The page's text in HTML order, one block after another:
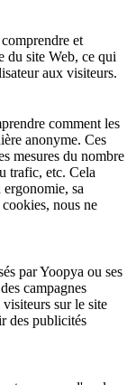
et
du site Web, ce qui
aux visiteurs.
comment les
anonyme. Ces
mesures du nombre
trafic, etc. Cela
sa
nous ne
par Yoopya ou ses
campagnes
sur le site
des publicités